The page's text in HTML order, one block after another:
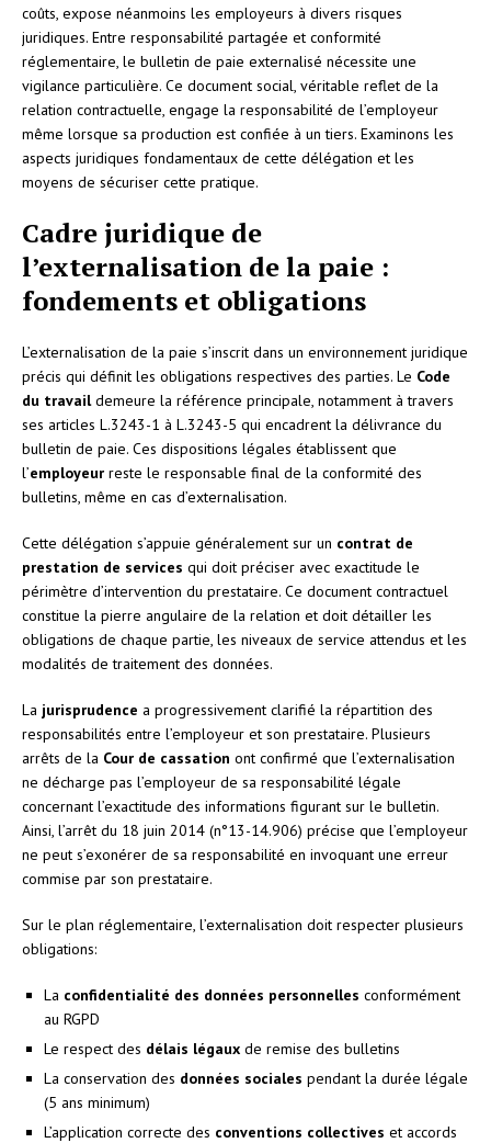
coûts, expose néanmoins les employeurs à divers risques
juridiques. Entre responsabilité partagée et conformité
réglementaire, le bulletin de paie externalisé nécessite une
vigilance particulière. Ce document social, véritable reflet de la
relation contractuelle, engage la responsabilité de l’employeur
même lorsque sa production est confiée à un tiers. Examinons les
aspects juridiques fondamentaux de cette délégation et les
moyens de sécuriser cette pratique.
Cadre juridique de
l’externalisation de la paie :
fondements et obligations
L’externalisation de la paie s’inscrit dans un environnement juridique
précis qui définit les obligations respectives des parties. Le Code
du travaildemeure la référence principale, notamment à travers
ses articles L.3243-1 à L.3243-5 qui encadrent la délivrance du
bulletin de paie. Ces dispositions légales établissent que
l’employeur reste le responsable final de la conformité des
bulletins, même en cas d’externalisation.
Cette délégation s’appuie généralement sur un contrat de
prestation de services qui doit préciser avec exactitude le
périmètre d’intervention du prestataire. Ce document contractuel
constitue la pierre angulaire de la relation et doit détailler les
obligations de chaque partie, les niveaux de service attendus et les
modalités de traitement des données.
La jurisprudence a progressivement clarifié la répartition des
responsabilités entre l’employeur et son prestataire. Plusieurs
arrêts de la Cour de cassation ont confirmé que l’externalisation
ne décharge pas l’employeur de sa responsabilité légale
concernant l’exactitude des informations figurant sur le bulletin.
Ainsi, l’arrêt du 18 juin 2014 (n°13-14.906) précise que l’employeur
ne peut s’exonérer de sa responsabilité en invoquant une erreur
commise par son prestataire.
Sur le plan réglementaire, l’externalisation doit respecter plusieurs
obligations:
La confidentialité des données personnelles conformément
au RGPD
Le respect des délais légaux de remise des bulletins
La conservation des données sociales pendant la durée légale
(5 ans minimum)
L’application correcte des conventions collectives et accords